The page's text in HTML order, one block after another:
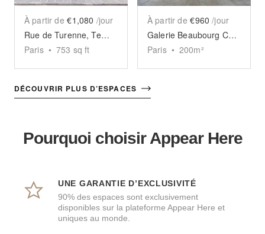
À partir de €1,080 /jour
Rue de Turenne, Temple - The Elegant Store
Paris • 753 sq ft
À partir de €960 /jour
Galerie Beaubourg Chapon
Paris • 200m²
DÉCOUVRIR PLUS D’ESPACES
Pourquoi choisir Appear Here
UNE GARANTIE D’EXCLUSIVITÉ
90% des espaces sont exclusivement
disponibles sur la plateforme Appear Here et
uniques au monde.